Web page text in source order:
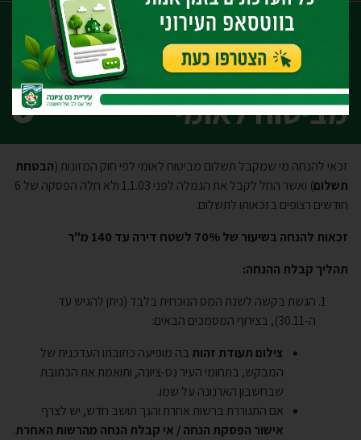
יחידות העירייה גבייה וארנונה
הנחות מארנונה
מקבל גמלת מזונות מביטוח לאומי
מקבל גמלת מזונות
מביטוח לאומי
זכאי להנחה מי שמקבל תשלום מביטוח לאומי לפי חוק המזונות (הבטחת
תשלום
) ואשר החל לקבל את הגמלה לפני 1.1.03 ולא חלה הפסקה של 6
חודשים רצופים בזכאותו לתשלום.
זכאות להנחה בשיעור של 70% לשטח דירה עד 140 מ"ר
תהליך קבלת ההנחה:
הגשת בקשה לשנת המס הנוכחית בלבד (ניתן להגיש עד
ה-30.11), בצירוף המסמכים הבאים:
צילום תעודת זהות בה מופיעה כתובתו העדכנית של
המבקש, בתחומי העיר נס-ציונה, ותואמת את הכתובת
שבחשבון הארנונה על שמו.
אם התגוררת ברשות אחרת והנך תושב חדש, יש לצרף
אישור הפסקת הנחה / אי קבלת הנחה מהרשות האחרת.